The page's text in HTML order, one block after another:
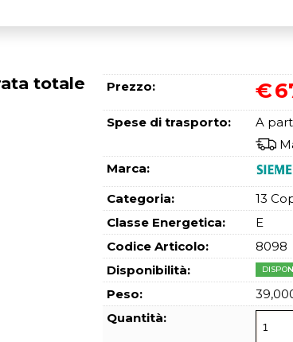
clicca sul
Hai perso la
totale
Prezzo: €
Spese di trasporto: A
Marca:
Categoria:
13
Classe Energetica:
E
Codice Articolo:
8098
Disponibilità:
Peso:
Quantità: